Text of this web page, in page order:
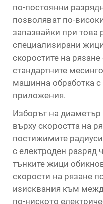
по-постоянни
позволяват по-
запазвайки при това
специализирани
скоростите на
стандартните
машинна обработка
приложения.
Изборът на диаметър
върху скоростта на
постижимите
с електроден разряд
тънките жици
скорости на рязане
изисквания към
по-ниското